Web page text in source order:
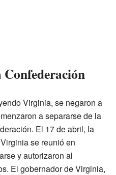
Virginia, se negaron a
a separarse de la
El 17 de abril, la
se reunió en
y autorizaron al
El gobernador de Virginia,